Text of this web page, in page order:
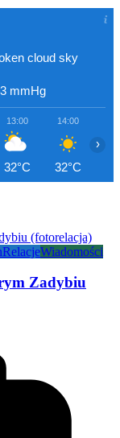
cloud sky
mmHg
13:00
32°C
14:00
32°C
›
RelacjeWiadomości
Zadybiu